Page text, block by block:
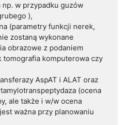
w przypadku guzów
),
(parametry funkcji nerek,
zostaną wykonane
obrazowe z podaniem
tomografia komputerowa czy
AspAT i ALAT oraz
(ocena
ale także i w/w ocena
ważna przy planowaniu